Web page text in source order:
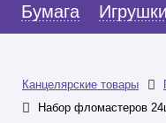
Бумага Игрушки
Канцелярские товары
Набор фломастеров